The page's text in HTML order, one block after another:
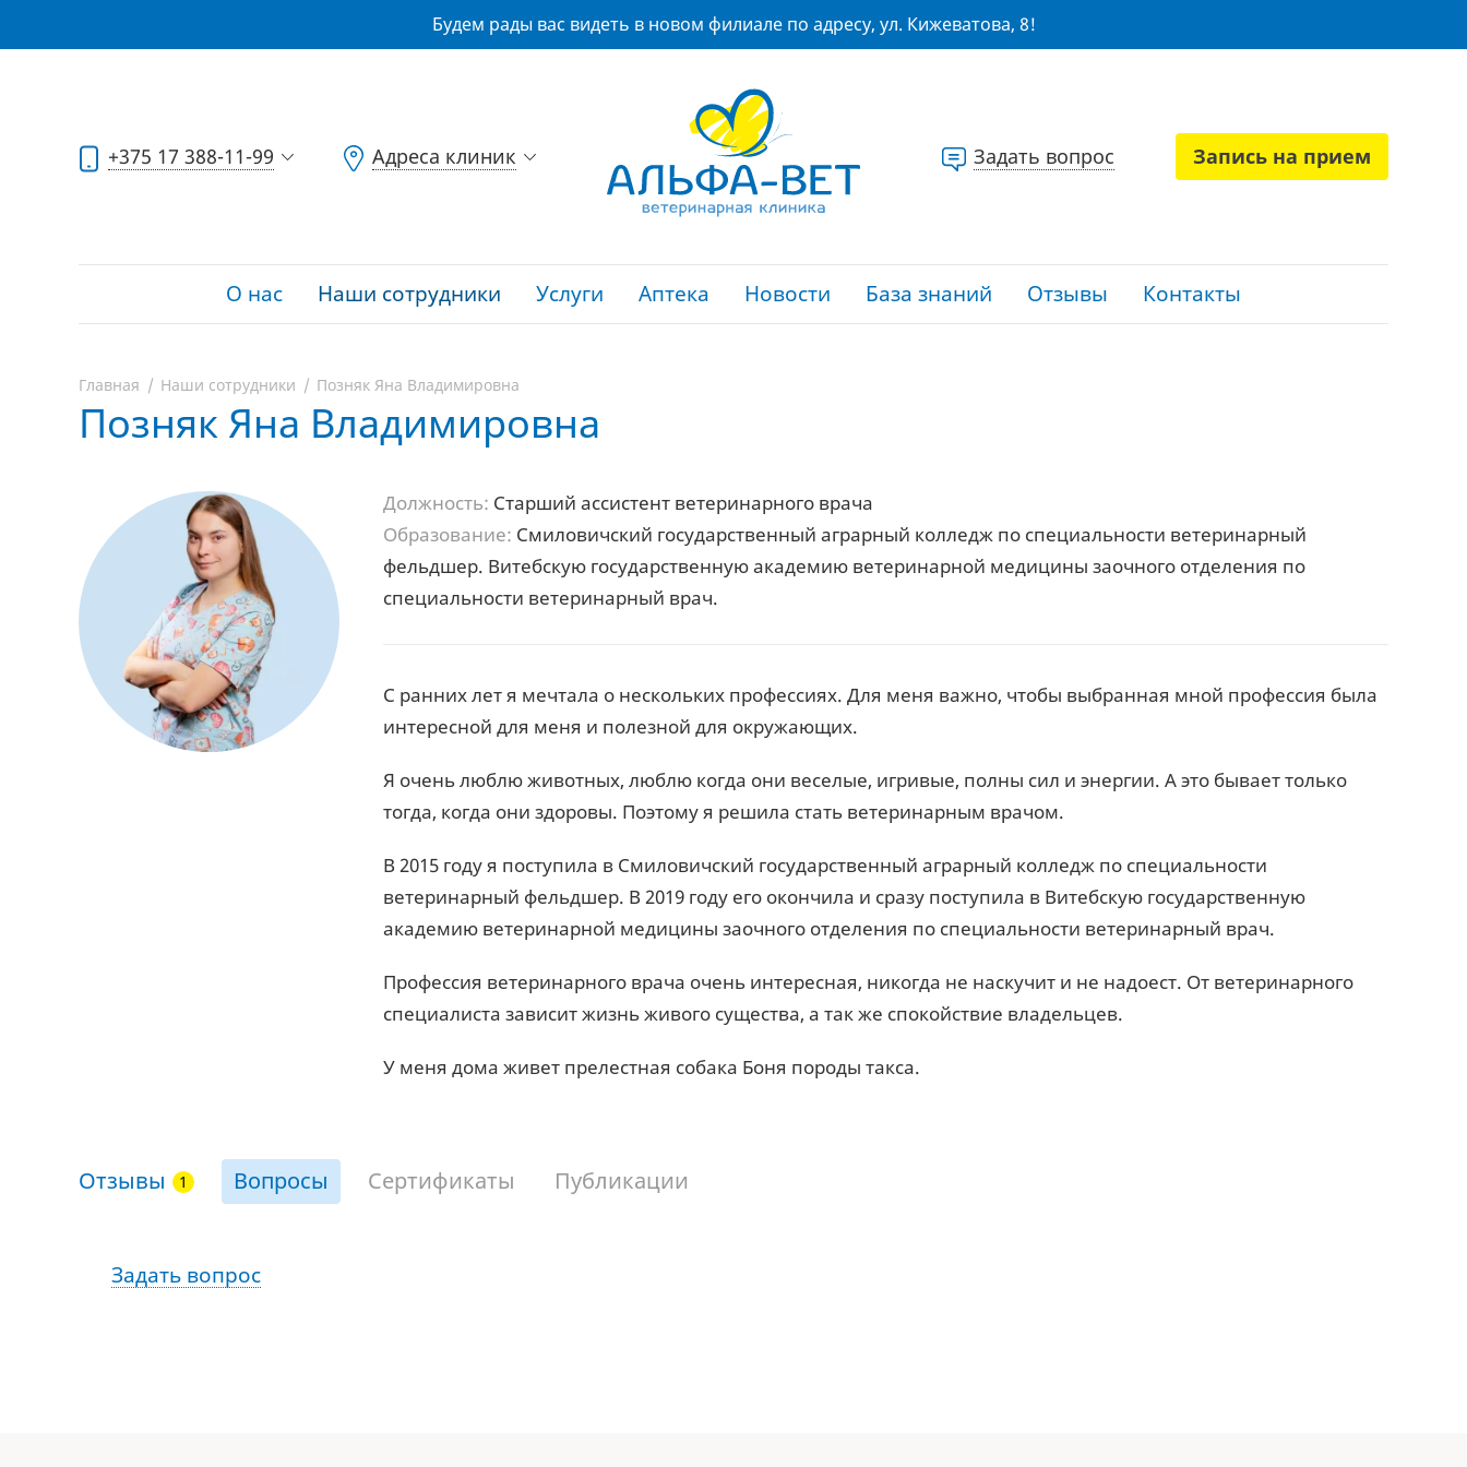
Будем рады вас видеть в новом филиале по адресу, ул. Кижеватова, 8!
+375 17 388-11-99 Адреса клиник Задать вопрос Запись на прием
О нас Наши сотрудники Услуги Аптека Новости База знаний Отзывы Контакты
Главная Наши сотрудники Позняк Яна Владимировна
Позняк Яна Владимировна
Должность: Старший ассистент ветеринарного врача
Образование: Смиловичский государственный аграрный колледж по специальности ветеринарный
фельдшер. Витебскую государственную академию ветеринарной медицины заочного отделения по
специальности ветеринарный врач.
С ранних лет я мечтала о нескольких профессиях. Для меня важно, чтобы выбранная мной профессия была
интересной для меня и полезной для окружающих.
Я очень люблю животных, люблю когда они веселые, игривые, полны сил и энергии. А это бывает только
тогда, когда они здоровы. Поэтому я решила стать ветеринарным врачом.
В 2015 году я поступила в Смиловичский государственный аграрный колледж по специальности
ветеринарный фельдшер. В 2019 году его окончила и сразу поступила в Витебскую государственную
академию ветеринарной медицины заочного отделения по специальности ветеринарный врач.
Профессия ветеринарного врача очень интересная, никогда не наскучит и не надоест. От ветеринарного
специалиста зависит жизнь живого существа, а так же спокойствие владельцев.
У меня дома живет прелестная собака Боня породы такса.
Отзывы Вопросы Сертификаты Публикации
Задать вопрос